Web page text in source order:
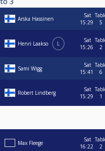
Arska Hassinen
Sat
15:29
5
Henri Laakso L
Sat
15:26
2
Sami Wigg
Sat
15:41
6
Robert Lindberg
Sat
15:29
1
Max Fleege
Sat
16:22
2